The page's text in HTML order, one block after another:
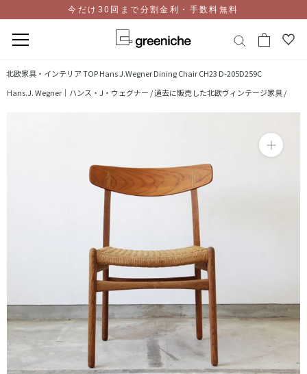
テ
今だけ30回まで分割金利・手数料無料
北欧家具・インテリア TOPHans J.Wegner Dining Chair CH23 D-205D259C
Hans.J. Wegner｜ハンス・J・ウェグナー /過去に販売した北欧ヴィンテージ家具 /